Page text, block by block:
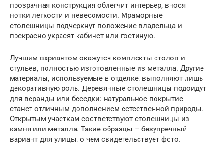
прозрачная конструкция облегчит интерьер, внося
нотки легкости и невесомости. Мраморные
столешницы подчеркнут положение владельца и
прекрасно украсят кабинет или гостиную.
Лучшим вариантом окажутся комплекты столов и
стульев, полностью изготовленные из металла. Другие
материалы, используемые в отделке, выполняют лишь
декоративную роль. Деревянные столешницы подойдут
для веранды или беседки: натуральное покрытие
станет отличным дополнением естественной природы.
Открытым участкам соответствуют столешницы из
камня или металла. Такие образцы – безупречный
вариант для улицы, о чем свидетельствует фото.